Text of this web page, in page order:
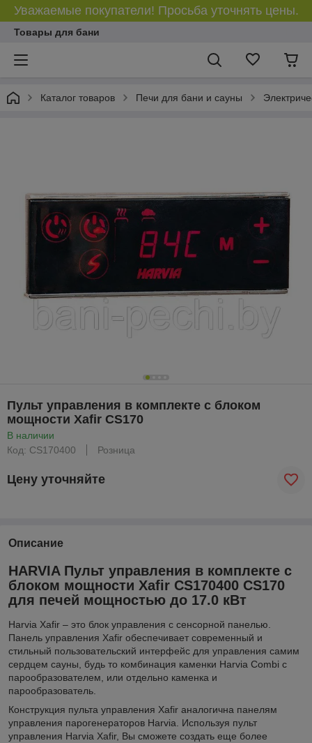
Уважаемые покупатели! Просьба уточнять цены.
Товары для бани
Каталог товаров Печи для бани и сауны
Пульт управления в комплекте с блоком
мощности Xafir CS170
В наличии
Код: CS170400
Розница
Цену уточняйте
Описание
HARVIA Пульт управления в комплекте с
блоком мощности Xafir CS170400 CS170
для печей мощностью до 17.0 кВт
Harvia Xafir – это блок управления с сенсорной панелью.
Панель управления Xafir обеспечивает современный и
стильный пользовательский интерфейс для управления самим
сердцем сауны, будь то комбинация каменки Harvia Combi с
парообразователем, или отдельно каменка и
парообразователь.
Конструкция пульта управления Xafir аналогична панелям
управления парогенераторов Harvia. Используя пульт
управления Harvia Xafir, Вы сможете создать еще более